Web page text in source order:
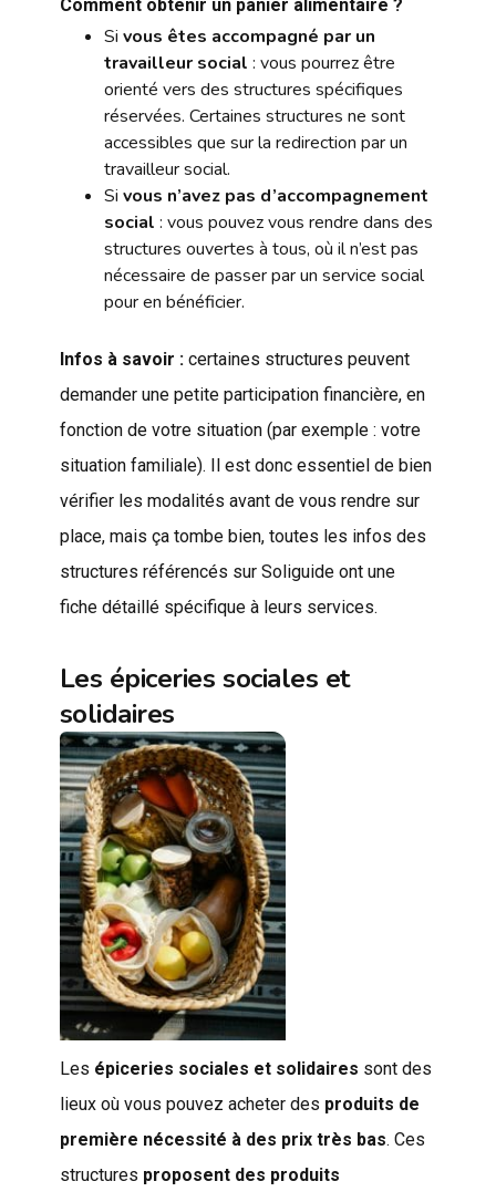
Comment obtenir un panier alimentaire ?
Si vous êtes accompagné par un
travailleur social : vous pourrez être
orienté vers des structures spécifiques
réservées. Certaines structures ne sont
accessibles que sur la redirection par un
travailleur social.
Si vous n’avez pas d’accompagnement
social : vous pouvez vous rendre dans des
structures ouvertes à tous, où il n’est pas
nécessaire de passer par un service social
pour en bénéficier.
Infos à savoir :certaines structures peuvent
demander une petite participation financière, en
fonction de votre situation (par exemple : votre
situation familiale). Il est donc essentiel de bien
vérifier les modalités avant de vous rendre sur
place, mais ça tombe bien, toutes les infos des
structures référencés sur Soliguide ont une
fiche détaillé spécifique à leurs services.
Les épiceries sociales et
solidaires
Les épiceries sociales et solidaires sont des
lieux où vous pouvez acheter des produits de
première nécessité à des prix très bas. Ces
structures proposent des produits